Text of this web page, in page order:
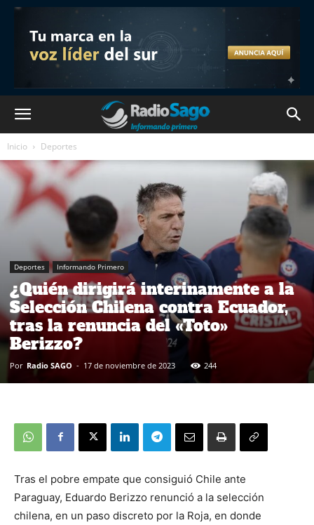
Inicio Deportes
Deportes Informando Primero
¿Quién dirigirá interinamente a la
Selección Chilena contra Ecuador,
tras la renuncia del «Toto»
Berizzo?
Por Radio SAGO - 17 de noviembre de 2023 244
Tras el pobre empate que consiguió Chile ante
Paraguay, Eduardo Berizzo renunció a la selección
chilena, en un paso discreto por la Roja, en donde